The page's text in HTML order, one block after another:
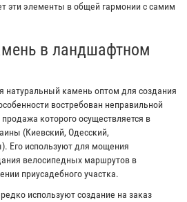
эти элементы в общей гармонии с самим
в ландшафтном
натуральный камень оптом для создания
востребован неправильной
которого осуществляется в
(Киевский, Одесский,
Его используют для мощения
велосипедных маршрутов в
приусадебного участка.
используют создание на заказ